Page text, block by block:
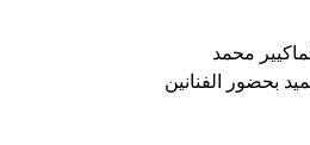
محمد
بحضور الفنانين